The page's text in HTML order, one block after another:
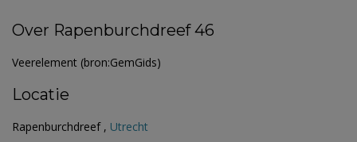
Over Rapenburchdreef 46
Veerelement (bron:GemGids)
Locatie
Rapenburchdreef , Utrecht